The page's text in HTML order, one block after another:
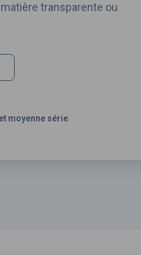
transparente ou
moyenne série